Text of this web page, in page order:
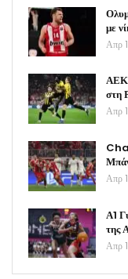
με
Απρ
ΑΕΚ:
στη
Απρ
Απρ
Α1
της
Απρ